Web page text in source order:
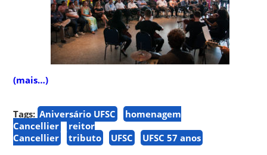
(mais…)
Tags: Aniversário UFSC
homenagem
Cancellier
reitor
Cancellier
tributo UFSC UFSC 57 anos